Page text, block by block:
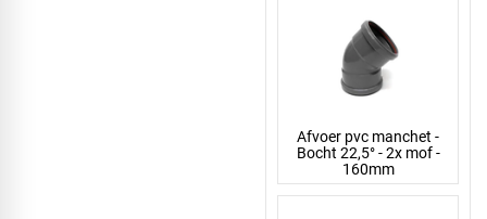
Afvoer pvc manchet -
Bocht 22,5° - 2x mof -
160mm